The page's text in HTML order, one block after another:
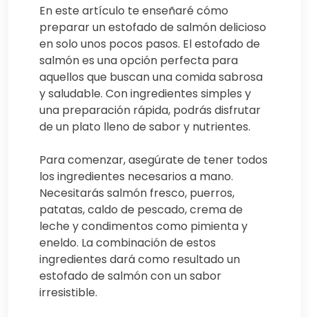
En este artículo te enseñaré cómo
preparar un estofado de salmón delicioso
en solo unos pocos pasos. El estofado de
salmón es una opción perfecta para
aquellos que buscan una comida sabrosa
y saludable. Con ingredientes simples y
una preparación rápida, podrás disfrutar
de un plato lleno de sabor y nutrientes.
Para comenzar, asegúrate de tener todos
los ingredientes necesarios a mano.
Necesitarás salmón fresco, puerros,
patatas, caldo de pescado, crema de
leche y condimentos como pimienta y
eneldo. La combinación de estos
ingredientes dará como resultado un
estofado de salmón con un sabor
irresistible.